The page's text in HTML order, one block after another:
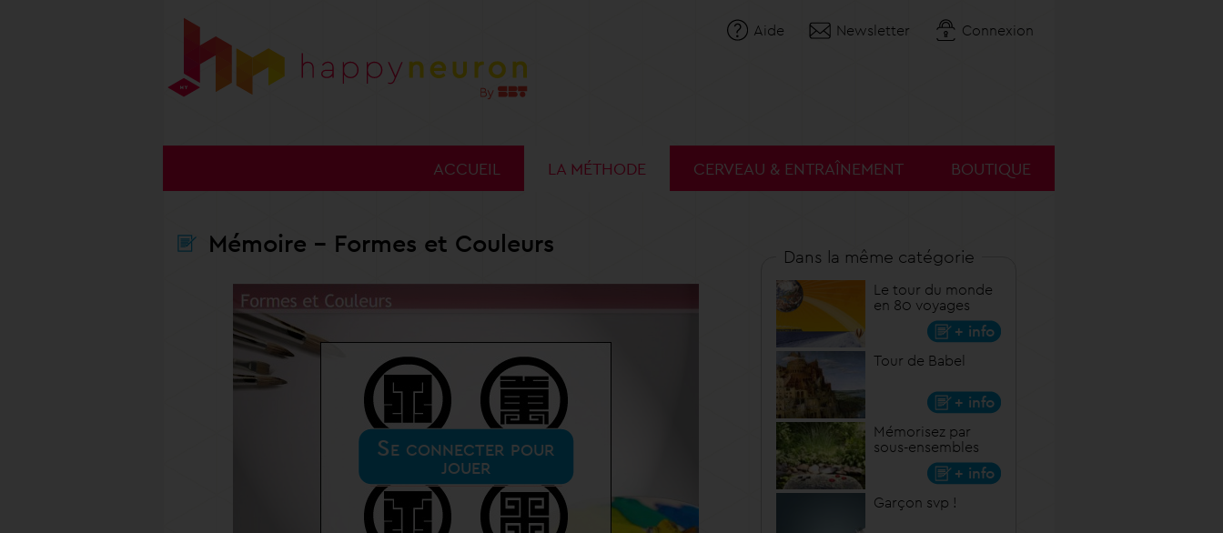
Aide Newsletter Connexion
BOUTIQUE
CERVEAU & ENTRAÎNEMENT
LA MÉTHODE
ACCUEIL
Dans la même catégorie
Le tour du monde
en 80 voyages
+ info
Tour de Babel
+ info
Mémorisez par
sous-ensembles
+ info
Garçon svp !
Mémoire - Formes et Couleurs
Se connecter pour
jouer